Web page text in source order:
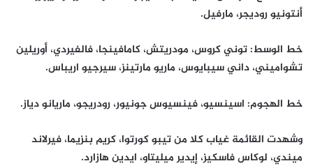
أنتونيو روديجر، مارفيل.
خط الوسط: توني كروس، مودريتش، كامافينجا، فالفيردي، أوريلين
تشواميني، داني سيبايوس، ماريو مارتينز، سيرجيو اريباس.
خط الهجوم: اسينسيو، فينسيوس جونيور، رودريجو، ماريانو دياز.
وشهدت القائمة غياب كلا من تيبو كورتوا، كريم بنزيما، فيرلاند
ميندي، لوكاس فاسكيز، إيدير ميليتاو، ايدين هازارد.